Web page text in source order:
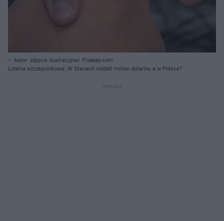
Autor: zdjęcie ilustracyjne/ Pixabay.com
Loteria szczepionkowa: W Stanach rozdali milion dolarów, a w Polsce?